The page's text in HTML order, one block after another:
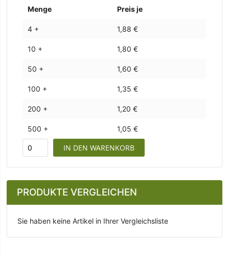
Menge Preis je
4 + 1,88 €
10 + 1,80 €
50 + 1,60 €
100 + 1,35 €
200 + 1,20 €
500 + 1,05 €
IN DEN WARENKORB
PRODUKTE VERGLEICHEN
Sie haben keine Artikel in Ihrer Vergleichsliste